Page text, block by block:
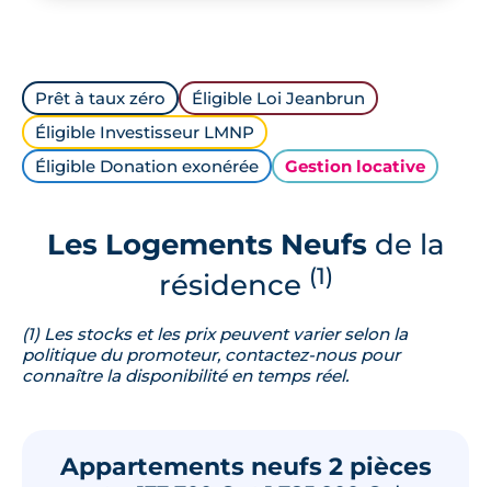
Prêt à taux zéro
Éligible Loi Jeanbrun
Éligible Investisseur LMNP
Éligible Donation exonérée
Gestion locative
Les Logements Neufsde la
résidence (1)
(1) Les stocks et les prix peuvent varier selon la
politique du promoteur, contactez-nous pour
connaître la disponibilité en temps réel.
Appartements neufs 2 pièces